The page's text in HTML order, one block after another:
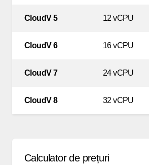
CloudV 5 12 vCPU
CloudV 6 16 vCPU
CloudV 7 24 vCPU
CloudV 8 32 vCPU
Calculator de prețuri